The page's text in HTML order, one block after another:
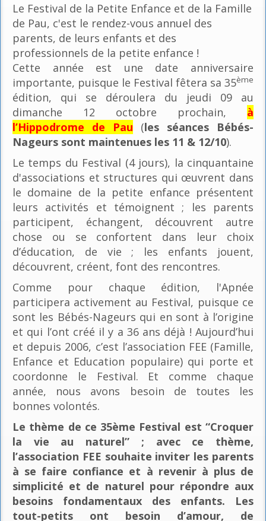
Le Festival de la Petite Enfance et de la Famille
de Pau, c'est le rendez-vous annuel des
parents, de leurs enfants et des
professionnels de la petite enfance !
Cette année est une date anniversaire
importante, puisque le Festival fêtera sa 35ème
édition, qui se déroulera du jeudi 09 au
dimanche 12 octobre prochain, à
l’Hippodrome de Pau (les séances Bébés-
Nageurs sont maintenues les 11 & 12/10).
Le temps du Festival (4 jours), la cinquantaine
d'associations et structures qui œuvrent dans
le domaine de la petite enfance présentent
leurs activités et témoignent ; les parents
participent, échangent, découvrent autre
chose ou se confortent dans leur choix
d’éducation, de vie ; les enfants jouent,
découvrent, créent, font des rencontres.
Comme pour chaque édition, l'Apnée
participera activement au Festival, puisque ce
sont les Bébés-Nageurs qui en sont à l’origine
et qui l’ont créé il y a 36 ans déjà ! Aujourd’hui
et depuis 2006, c’est l’association FEE (Famille,
Enfance et Education populaire) qui porte et
coordonne le Festival. Et comme chaque
année, nous avons besoin de toutes les
bonnes volontés.
Le thème de ce 35ème Festival est “Croquer
la vie au naturel” ; avec ce thème,
l’association FEE souhaite inviter les parents
à se faire confiance et à revenir à plus de
simplicité et de naturel pour répondre aux
besoins fondamentaux des enfants. Les
tout-petits ont besoin d’amour, de